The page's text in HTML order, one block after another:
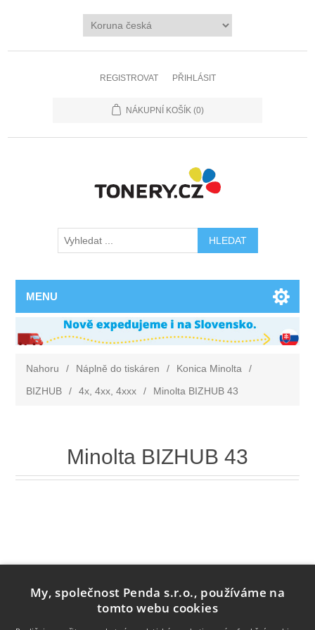
REGISTROVAT PŘIHLÁSIT
NÁKUPNÍ KOŠÍK (0)
MENU
Nahoru / Náplně do tiskáren / Konica Minolta
/
BIZHUB
/ 4x, 4xx, 4xxx / Minolta BIZHUB 43
Minolta BIZHUB 43
My, společnost Penda s.r.o., používáme na
tomto webu cookies